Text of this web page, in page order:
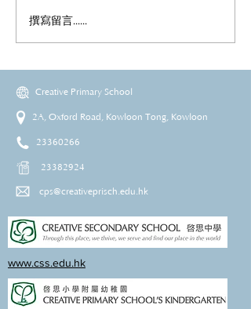
撰寫留言......
Creative Primary School
2A, Oxford Road, Kowloon Tong, Kowloon
23360266
23382924
cps@creativeprisch.edu.hk
www.css.edu.hk